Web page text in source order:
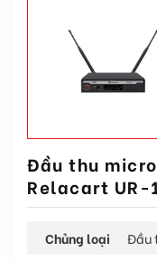
Đầu thu
Relacart UR-
Chủng loại
Đầu